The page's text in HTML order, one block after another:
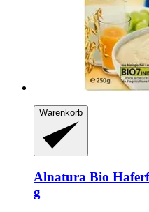
Warenkorb
Alnatura Bio
g